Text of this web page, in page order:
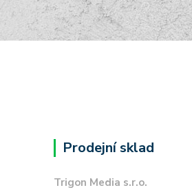
Prodejní sklad
Trigon Media s.r.o.